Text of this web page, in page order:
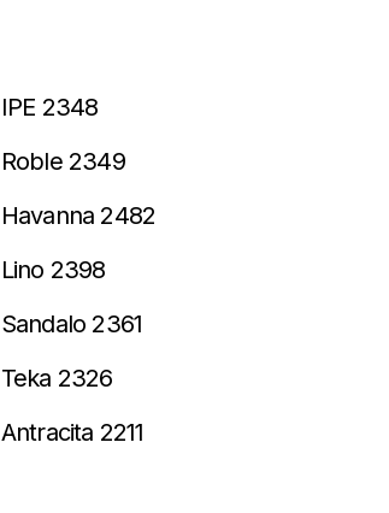
IPE 2348
Roble 2349
Havanna 2482
Lino 2398
Sandalo 2361
Teka 2326
Antracita 2211